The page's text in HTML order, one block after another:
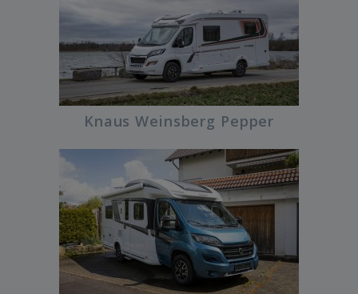
Knaus Weinsberg Pepper